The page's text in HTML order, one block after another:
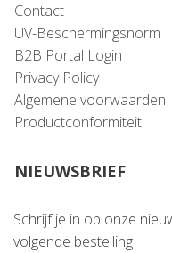
Contact
UV-Beschermingsnorm
B2B Portal Login
Privacy Policy
Algemene voorwaarden
Productconformiteit
NIEUWSBRIEF
Schrijf je in op onze
volgende bestelling